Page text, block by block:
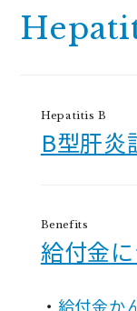
Hepatitis B
B型肝炎
Benefits
給付金
給付金か